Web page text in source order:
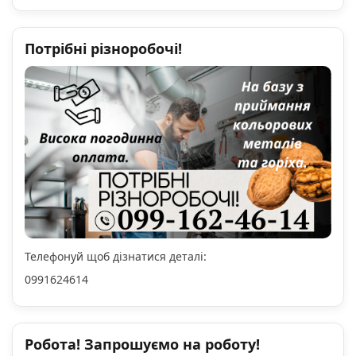
Потрібні різноробочі!
Телефонуй щоб дізнатися деталі:
0991624614
Робота! Запрошуємо на роботу!